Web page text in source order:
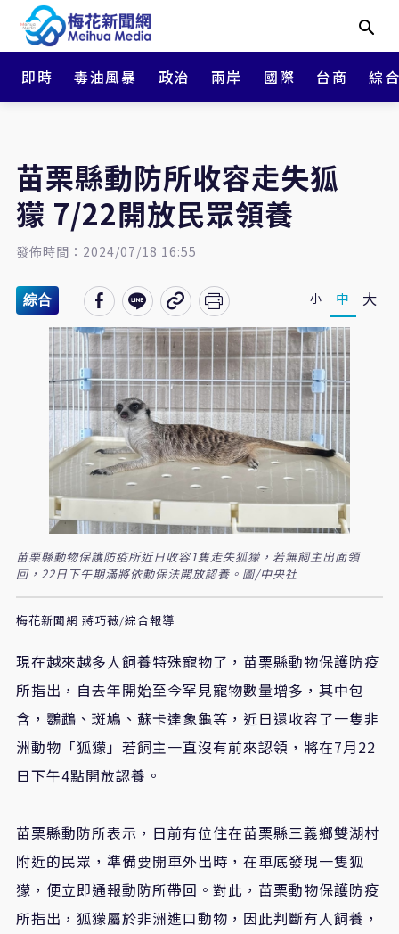
即時 毒油風暴 政治 兩岸 國際 台商 綜
苗栗縣動防所收容走失狐
獴 7/22開放民眾領養
發佈時間：2024/07/18 16:55
綜合 小 中 大
苗栗縣動物保護防疫所近日收容1隻走失狐獴，若無飼主出面領
回，22日下午期滿將依動保法開放認養。圖/中央社
梅花新聞網 蔣巧薇/綜合報導
現在越來越多人飼養特殊寵物了，苗栗縣動物保護防疫
所指出，自去年開始至今罕見寵物數量增多，其中包
含，鸚鵡、斑鳩、蘇卡達象龜等，近日還收容了一隻非
洲動物「狐獴」若飼主一直沒有前來認領，將在7月22
日下午4點開放認養。
苗栗縣動防所表示，日前有位住在苗栗縣三義鄉雙湖村
附近的民眾，準備要開車外出時，在車底發現一隻狐
獴，便立即通報動防所帶回。對此，苗栗動物保護防疫
所指出，狐獴屬於非洲進口動物，因此判斷有人飼養，